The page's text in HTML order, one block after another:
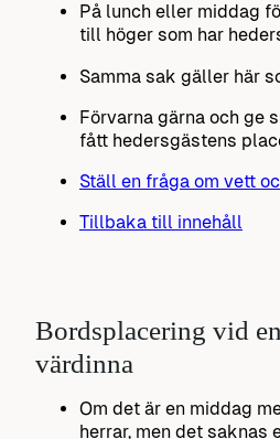
På lunch eller middag
till höger som har
Samma sak gäller här
Förvarna gärna och ge
fått hedersgästens
Ställ en fråga om vett
Tillbaka till innehåll
Bordsplacering vid
värdinna
Om det är en middag
herrar, men det saknas